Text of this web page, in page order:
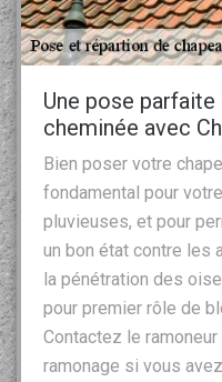
Une pose
cheminée avec
Bien poser votre
fondamental pour
pluvieuses, et pour
un bon état contre les
la pénétration des
pour premier rôle de
Contactez le
ramonage si vous